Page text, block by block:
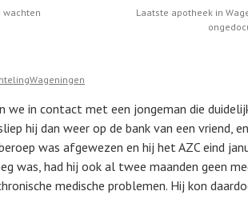
wachten
Laatste apotheek in
we in contact met een jongeman die
hij dan weer op de bank van een vriend,
was afgewezen en hij het AZC eind
was, had hij ook al twee maanden geen
medische problemen. Hij kon